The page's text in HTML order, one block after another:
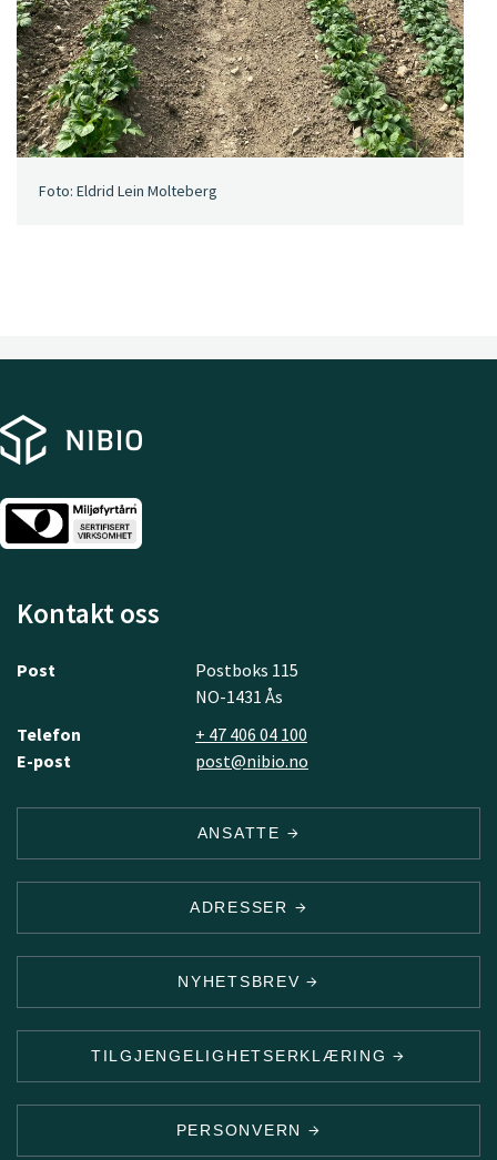
Foto: Eldrid Lein Molteberg
Kontakt oss
Post
Postboks 115
NO-1431 Ås
Telefon
+ 47 406 04 100
E-post
post@nibio.no
ANSATTE
ADRESSER
NYHETSBREV
TILGJENGELIGHETSERKLÆRING
PERSONVERN